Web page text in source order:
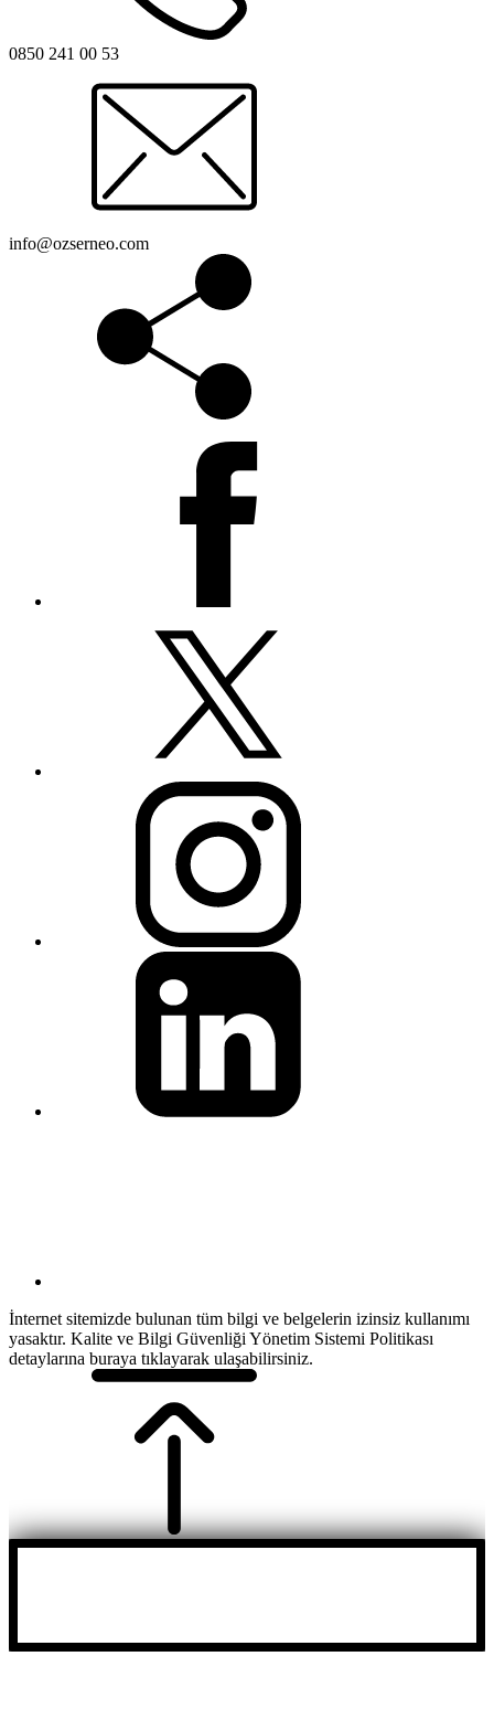
0850 241 00 53
info@ozserneo.com
İnternet sitemizde bulunan tüm bilgi ve belgelerin izinsiz kullanımı
yasaktır. Kalite ve Bilgi Güvenliği Yönetim Sistemi Politikası
detaylarına buraya tıklayarak ulaşabilirsiniz.